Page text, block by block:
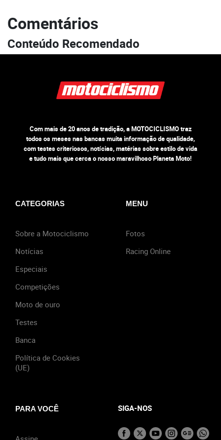
Comentários
Conteúdo Recomendado
Com mais de 20 anos de tradição, a MOTOCICLISMO traz
todos os meses nas bancas muita informação de qualidade,
com testes criteriosos, notícias, matérias sobre estilo de vida
e tudo mais que cerca o nosso maravilhoso Planeta Moto!
CATEGORIAS
Sobre a Motociclismo
Notícias
Especiais
Competições
Moto de ouro
Testes
Banca
Política de Cookies
(UE)
MENU
Fotos
Racing Online
PARA VOCÊ SIGA-NOS